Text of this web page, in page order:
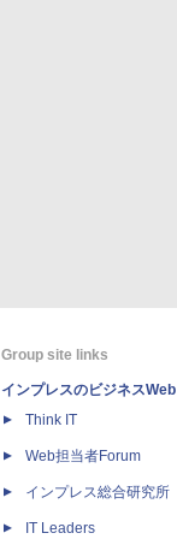
Group site links
インプレスのビジネスWeb
Think IT
Web担当者Forum
インプレス総合研究所
IT Leaders